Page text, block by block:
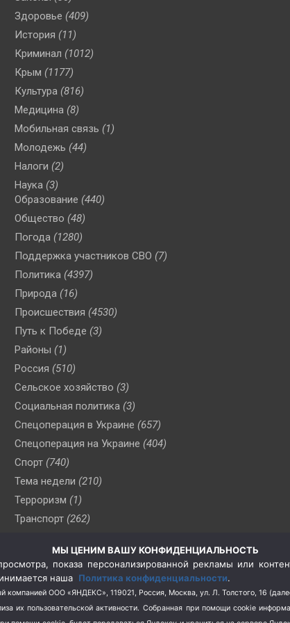
Здоровье (409)
История (11)
Криминал (1012)
Крым (1177)
Культура (816)
Медицина (8)
Мобильная связь (1)
Молодежь (44)
Налоги (2)
Наука (3)
Образование (440)
Общество (48)
Погода (1280)
Поддержка участников СВО (7)
Политика (4397)
Природа (16)
Происшествия (4530)
Путь к Победе (3)
Районы (1)
Россия (510)
Сельское хозяйство (3)
Социальная политика (3)
Спецоперация в Украине (657)
Спецоперация на Украине (404)
Спорт (740)
Тема недели (210)
Терроризм (1)
Транспорт (262)
(76)
Цены (2)
Школа и спорт (2)
Экология (8)
МЫ ЦЕНИМ ВАШУ КОНФИДЕНЦИАЛЬНОСТЬ
показа персонализированной рекламы или
наша Политика конфиденциальности.
компанией ООО «ЯНДЕКС», 119021, Россия, Москва, ул. Л. Толстого, 16
их пользовательской активности. Собранная при помощи cookie